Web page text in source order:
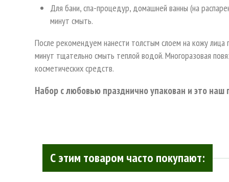
Для бани, спа-процедур, домашней ванны (на
минут смыть.
После рекомендуем нанести толстым слоем на кожу
минут тщательно смыть теплой водой. Многоразовая
косметических средств.
Набор с любовью празднично упакован и это
С этим товаром часто покупают: